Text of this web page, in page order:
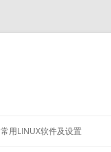
常用LINUX软件及设置